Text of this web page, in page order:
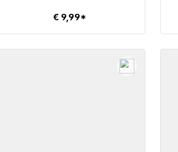
Details
€ 9,99*